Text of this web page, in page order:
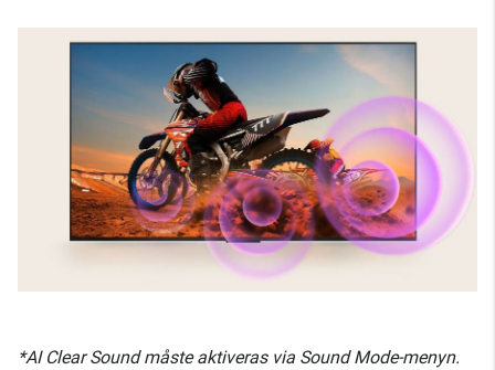
*AI Clear Sound måste aktiveras via Sound Mode-menyn.